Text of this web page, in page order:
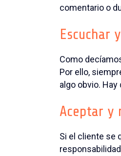
comentario o
Escuchar
Como
Por ello,
algo obvio.
Aceptar y
Si el cliente se